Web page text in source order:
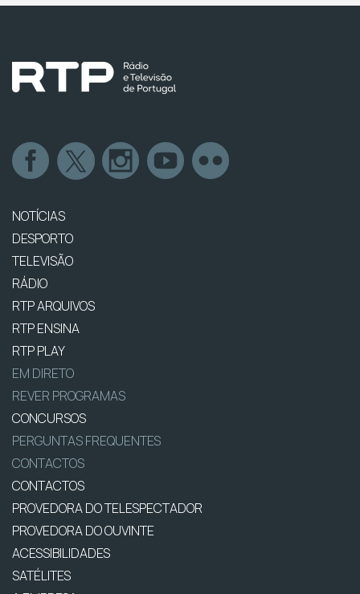
NOTÍCIAS
DESPORTO
TELEVISÃO
RÁDIO
RTP ARQUIVOS
RTP ENSINA
RTP PLAY
EM DIRETO
REVER PROGRAMAS
CONCURSOS
PERGUNTAS FREQUENTES
CONTACTOS
CONTACTOS
PROVEDORA DO TELESPECTADOR
PROVEDORA DO OUVINTE
ACESSIBILIDADES
SATÉLITES